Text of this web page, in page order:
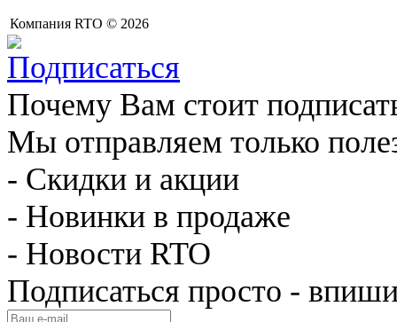
Компания RTO © 2026
Почему Вам стоит
Мы отправляем только
- Скидки и акции
- Новинки в продаже
- Новости RTO
Подписаться просто -